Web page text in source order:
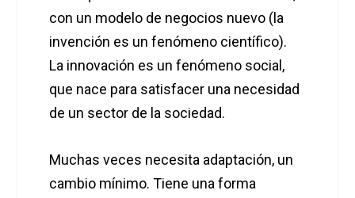
con un modelo de negocios nuevo (la
invención es un fenómeno científico).
La innovación es un fenómeno social,
que nace para satisfacer una necesidad
de un sector de la sociedad.
Muchas veces necesita adaptación, un
cambio mínimo. Tiene una forma